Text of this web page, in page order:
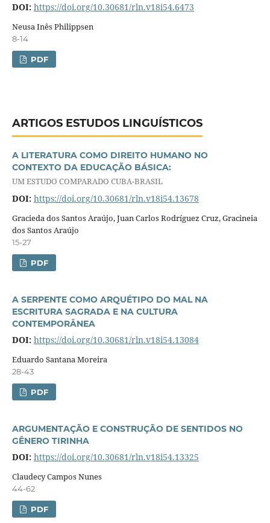
DOI: https://doi.org/10.30681/rln.v18i54.6473
Neusa Inês Philippsen
8-14
PDF
ARTIGOS ESTUDOS LINGUÍSTICOS
A LITERATURA COMO DIREITO HUMANO NO
CONTEXTO DA EDUCAÇÃO BÁSICA:
UM ESTUDO COMPARADO CUBA-BRASIL
DOI: https://doi.org/10.30681/rln.v18i54.13678
Gracieda dos Santos Araújo, Juan Carlos Rodríguez Cruz, Gracineia
dos Santos Araújo
15-27
PDF
A SERPENTE COMO ARQUÉTIPO DO MAL NA
ESCRITURA SAGRADA E NA CULTURA
CONTEMPORÂNEA
DOI: https://doi.org/10.30681/rln.v18i54.13084
Eduardo Santana Moreira
28-43
PDF
ARGUMENTAÇÃO E CONSTRUÇÃO DE SENTIDOS NO
GÊNERO TIRINHA
DOI: https://doi.org/10.30681/rln.v18i54.13325
Claudecy Campos Nunes
44-62
PDF